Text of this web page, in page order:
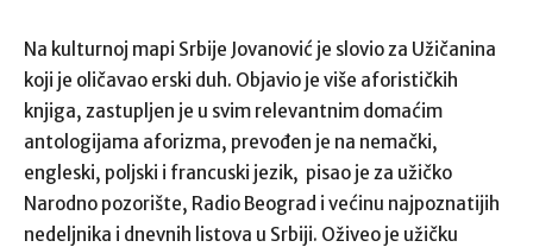
Na kulturnoj mapi Srbije Jovanović je slovio za Užičanina
koji je oličavao erski duh. Objavio je više aforističkih
knjiga, zastupljen je u svim relevantnim domaćim
antologijama aforizma, prevođen je na nemački,
engleski, poljski i francuski jezik, pisao je za užičko
Narodno pozorište, Radio Beograd i većinu najpoznatijih
nedeljnika i dnevnih listova u Srbiji. Oživeo je užičku